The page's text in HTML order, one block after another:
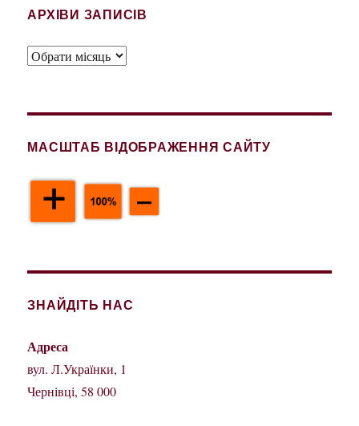
АРХІВИ ЗАПИСІВ
Архіви
МАСШТАБ ВІДОБРАЖЕННЯ САЙТУ
ЗНАЙДІТЬ НАС
Адреса
вул. Л.Українки, 1
Чернівці, 58 000